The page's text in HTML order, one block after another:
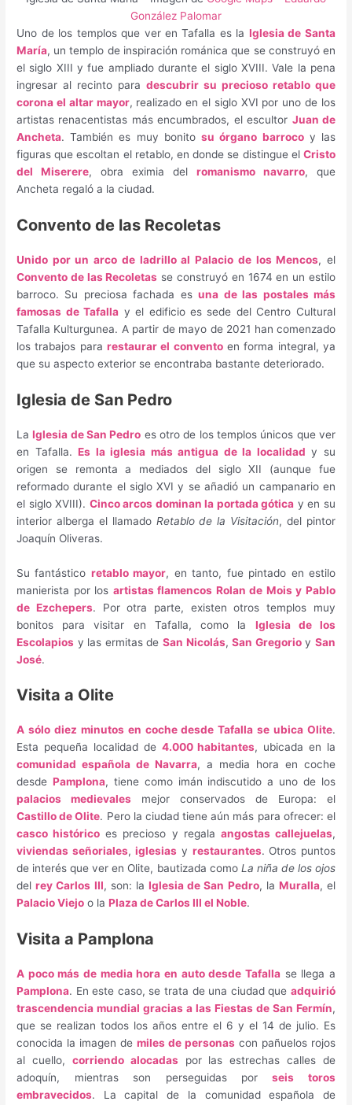
González Palomar
Uno de los templos que ver en Tafalla es la Iglesia de Santa
María, un templo de inspiración románica que se construyó en
el siglo XIII y fue ampliado durante el siglo XVIII. Vale la pena
ingresar al recinto para descubrir su precioso retablo que
corona el altar mayor, realizado en el siglo XVI por uno de los
artistas renacentistas más encumbrados, el escultor Juan de
Ancheta. También es muy bonitosu órgano barrocoy las
figuras que escoltan el retablo, en donde se distingue el Cristo
del Miserere, obra eximia del romanismo navarro, que
Ancheta regaló a la ciudad.
Convento de las Recoletas
Unido por un arco de ladrillo al Palacio de los Mencos, el
Convento de las Recoletas se construyó en 1674 en un estilo
barroco. Su preciosa fachada esuna de las postales más
famosas de Tafalla y el edificio es sede del Centro Cultural
Tafalla Kulturgunea. A partir de mayo de 2021 han comenzado
los trabajos pararestaurar el conventoen forma integral, ya
que su aspecto exterior se encontraba bastante deteriorado.
Iglesia de San Pedro
LaIglesia de San Pedro es otro de los templos únicos que ver
en Tafalla.Es la iglesia más antigua de la localidad y su
origen se remonta a mediados del siglo XII (aunque fue
reformado durante el siglo XVI y se añadió un campanario en
el siglo XVIII). Cinco arcos dominan la portada gótica y en su
interior alberga el llamado Retablo de la Visitación, del pintor
Joaquín Oliveras.
Su fantástico retablo mayor, en tanto, fue pintado en estilo
manierista por los artistas flamencos Rolan de Mois y Pablo
de Ezchepers. Por otra parte, existen otros templos muy
bonitos para visitar en Tafalla, como la Iglesia de los
Escolapios y las ermitas de San Nicolás,San Gregorioy San
José.
Visita a Olite
A sólo diez minutos en coche desde Tafalla se ubica Olite.
Esta pequeña localidad de 4.000 habitantes, ubicada en la
comunidad española de Navarra, a media hora en coche
desde Pamplona, tiene como imán indiscutido a uno de los
palacios medievales mejor conservados de Europa: el
Castillo de Olite. Pero la ciudad tiene aún más para ofrecer: el
casco histórico es precioso y regala angostas callejuelas,
viviendas señoriales,iglesias y restaurantes. Otros puntos
de interés que ver en Olite, bautizada como La niña de los ojos
delrey Carlos III, son: laIglesia de San Pedro, la Muralla, el
Palacio Viejo o laPlaza de Carlos III el Noble.
Visita a Pamplona
A poco más de media hora en auto desde Tafallase llega a
Pamplona. En este caso, se trata de una ciudad que adquirió
trascendencia mundial gracias a las Fiestas de San Fermín,
que se realizan todos los años entre el 6 y el 14 de julio. Es
conocida la imagen demiles de personas con pañuelos rojos
al cuello, corriendo alocadaspor las estrechas calles de
adoquín, mientras son perseguidas porseis toros
embravecidos. La capital de la comunidad española de